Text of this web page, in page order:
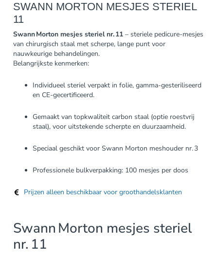
SWANN MORTON MESJES STERIEL
11
Swann Morton mesjes steriel nr. 11– steriele pedicure-mesjes
van chirurgisch staal met scherpe, lange punt voor
nauwkeurige behandelingen.
Belangrijkste kenmerken:
Individueel steriel verpakt in folie, gamma-gesteriliseerd
en CE-gecertificeerd.
Gemaakt van topkwaliteit carbon staal (optie roestvrij
staal), voor uitstekende scherpte en duurzaamheid.
Speciaal geschikt voor Swann Morton meshouder nr. 3
Professionele bulkverpakking: 100 mesjes per doos
Prijzen alleen beschikbaar voor groothandelsklanten
Swann Morton mesjes steriel
nr. 11